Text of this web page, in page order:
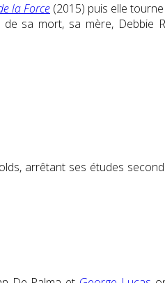
la Force (2015) puis elle
sa mort, sa mère, Debbie
, arrêtant ses études